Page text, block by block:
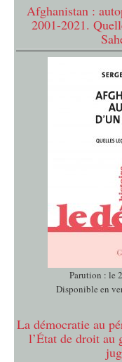
Afghanistan :
2001-2021.
Parution : le
Disponible en
La démocratie au
l’État de droit au